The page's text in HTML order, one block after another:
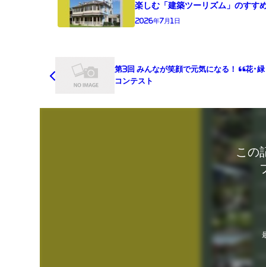
楽しむ「建築ツーリズム」のすす
2026年7月1日
第3回 みんなが笑顔で元気になる！ “花･緑･庭”
コンテスト
この